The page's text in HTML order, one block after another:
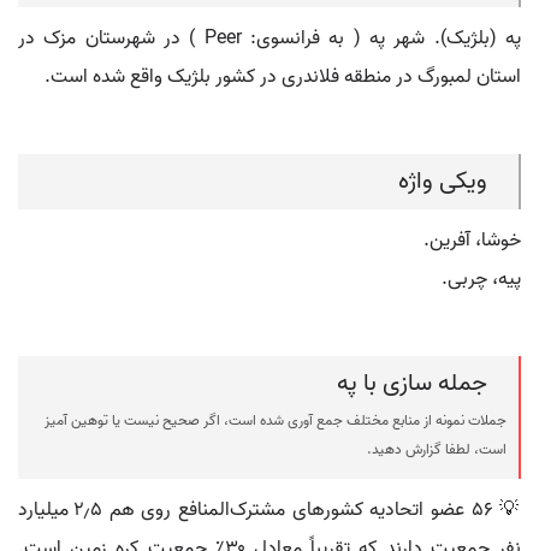
په (بلژیک). شهر په ( به فرانسوی: Peer ) در شهرستان مزک در
استان لمبورگ در منطقه فلاندری در کشور بلژیک واقع شده است.
ویکی واژه
خوشا، آفرین.
پیه، چربی.
جمله سازی با په
جملات نمونه از منابع مختلف جمع آوری شده است، اگر صحیح نیست یا توهین آمیز
است، لطفا گزارش دهید.
💡 ۵۶ عضو اتحادیه کشورهای مشترک‌المنافع روی هم ۲٫۵ میلیارد